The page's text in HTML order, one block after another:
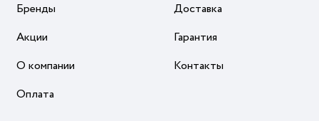
Бренды
Акции
О компании
Оплата
Доставка
Гарантия
Контакты